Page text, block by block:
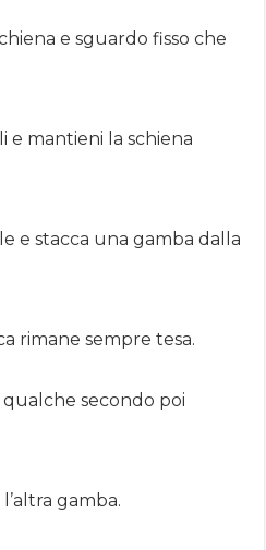
e sguardo fisso che
e mantieni la schiena
e stacca una gamba dalla
rimane sempre tesa.
qualche secondo poi
gamba.